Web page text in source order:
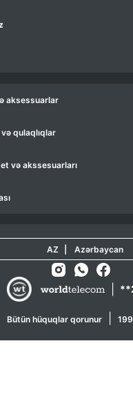
aksessuarlar
qulaqlıqlar
və akssesuarları
Bütün hüquqlar qorunur
AZ Azərbaycan